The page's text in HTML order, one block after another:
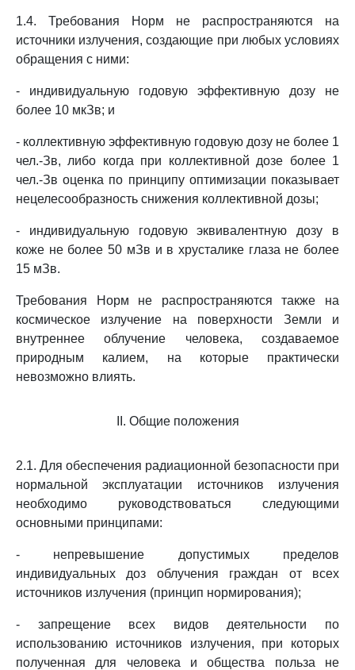
1.4. Требования Норм не распространяются на
источники излучения, создающие при любых условиях
обращения с ними:
- индивидуальную годовую эффективную дозу не
более 10 мкЗв; и
- коллективную эффективную годовую дозу не более 1
чел.-Зв, либо когда при коллективной дозе более 1
чел.-Зв оценка по принципу оптимизации показывает
нецелесообразность снижения коллективной дозы;
- индивидуальную годовую эквивалентную дозу в
коже не более 50 мЗв и в хрусталике глаза не более
15 мЗв.
Требования Норм не распространяются также на
космическое излучение на поверхности Земли и
внутреннее облучение человека, создаваемое
природным калием, на которые практически
невозможно влиять.
II. Общие положения
2.1. Для обеспечения радиационной безопасности при
нормальной эксплуатации источников излучения
необходимо руководствоваться следующими
основными принципами:
- непревышение допустимых пределов
индивидуальных доз облучения граждан от всех
источников излучения (принцип нормирования);
- запрещение всех видов деятельности по
использованию источников излучения, при которых
полученная для человека и общества польза не